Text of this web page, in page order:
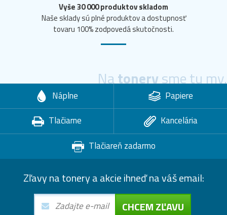
Vyše 30 000 produktov skladom
Naše sklady sú plné produktov a dostupnosť
tovaru 100% zodpovedá skutočnosti.
Natonerysme tu my.
Náplne
Papiere
Tlačiarne
Kancelária
Tlačiareň zadarmo
Zľavy na tonery a akcie ihneď na váš email:
CHCEM ZĽAVU